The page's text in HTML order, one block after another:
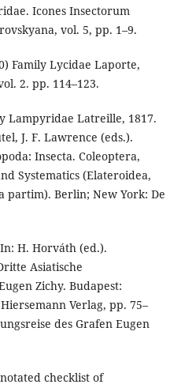
Icones Insectorum
vol. 5, pp. 1–9.
Family Lycidae Laporte,
2. pp. 114–123.
Lampyridae Latreille, 1817.
J. F. Lawrence (eds.).
Insecta. Coleoptera,
Systematics (Elateroidea,
partim). Berlin; New York: De
H. Horváth (ed.).
Asiatische
Zichy. Budapest:
Verlag, pp. 75–
des Grafen Eugen
checklist of